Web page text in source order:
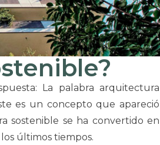
La palabra arquitectura
es un concepto que apareció
sostenible se ha convertido en
últimos tiempos.